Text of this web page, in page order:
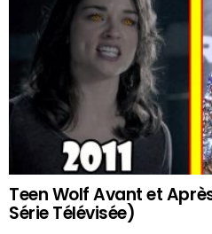
Teen Wolf Avant et
Série Télévisée)